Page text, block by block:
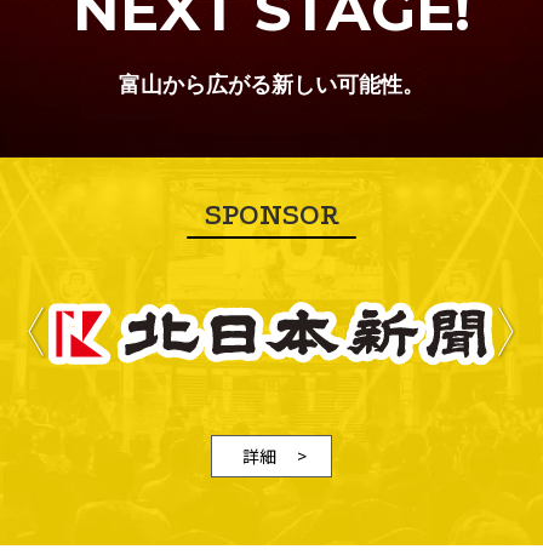
富山から広がる新しい可能性。
SPONSOR
詳細